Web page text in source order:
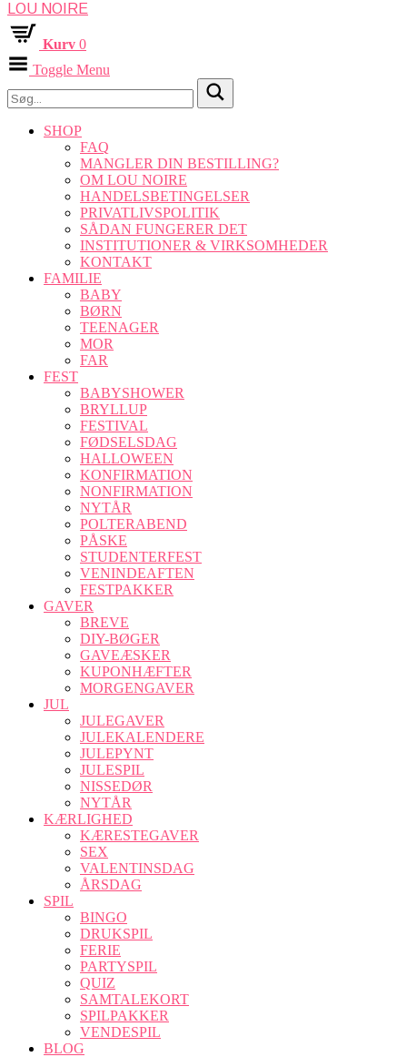
LOU NOIRE
Kurv 0
Toggle Menu
SHOP
FAQ
MANGLER DIN BESTILLING?
OM LOU NOIRE
HANDELSBETINGELSER
PRIVATLIVSPOLITIK
SÅDAN FUNGERER DET
INSTITUTIONER & VIRKSOMHEDER
KONTAKT
FAMILIE
BABY
BØRN
TEENAGER
MOR
FAR
FEST
BABYSHOWER
BRYLLUP
FESTIVAL
FØDSELSDAG
HALLOWEEN
KONFIRMATION
NONFIRMATION
NYTÅR
POLTERABEND
PÅSKE
STUDENTERFEST
VENINDEAFTEN
FESTPAKKER
GAVER
BREVE
DIY-BØGER
GAVEÆSKER
KUPONHÆFTER
MORGENGAVER
JUL
JULEGAVER
JULEKALENDERE
JULEPYNT
JULESPIL
NISSEDØR
NYTÅR
KÆRLIGHED
KÆRESTEGAVER
SEX
VALENTINSDAG
ÅRSDAG
SPIL
BINGO
DRUKSPIL
FERIE
PARTYSPIL
QUIZ
SAMTALEKORT
SPILPAKKER
VENDESPIL
BLOG